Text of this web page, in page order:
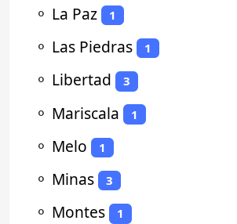
⚬ La Paz 1
⚬ Las Piedras 1
⚬ Libertad 3
⚬ Mariscala 1
⚬ Melo 1
⚬ Minas 3
⚬ Montes 1